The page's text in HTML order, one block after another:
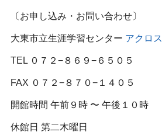
〔お申し込み・お問い合わせ〕
大東市立生涯学習センター アクロス
TEL ０７２−８６９−６５０５
FAX ０７２−８７０−１４０５
開館時間 午前９時 〜 午後１０時
休館日 第二木曜日